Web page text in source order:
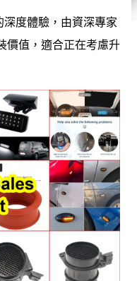
度體驗，由資深專家
價值，適合正在考慮升